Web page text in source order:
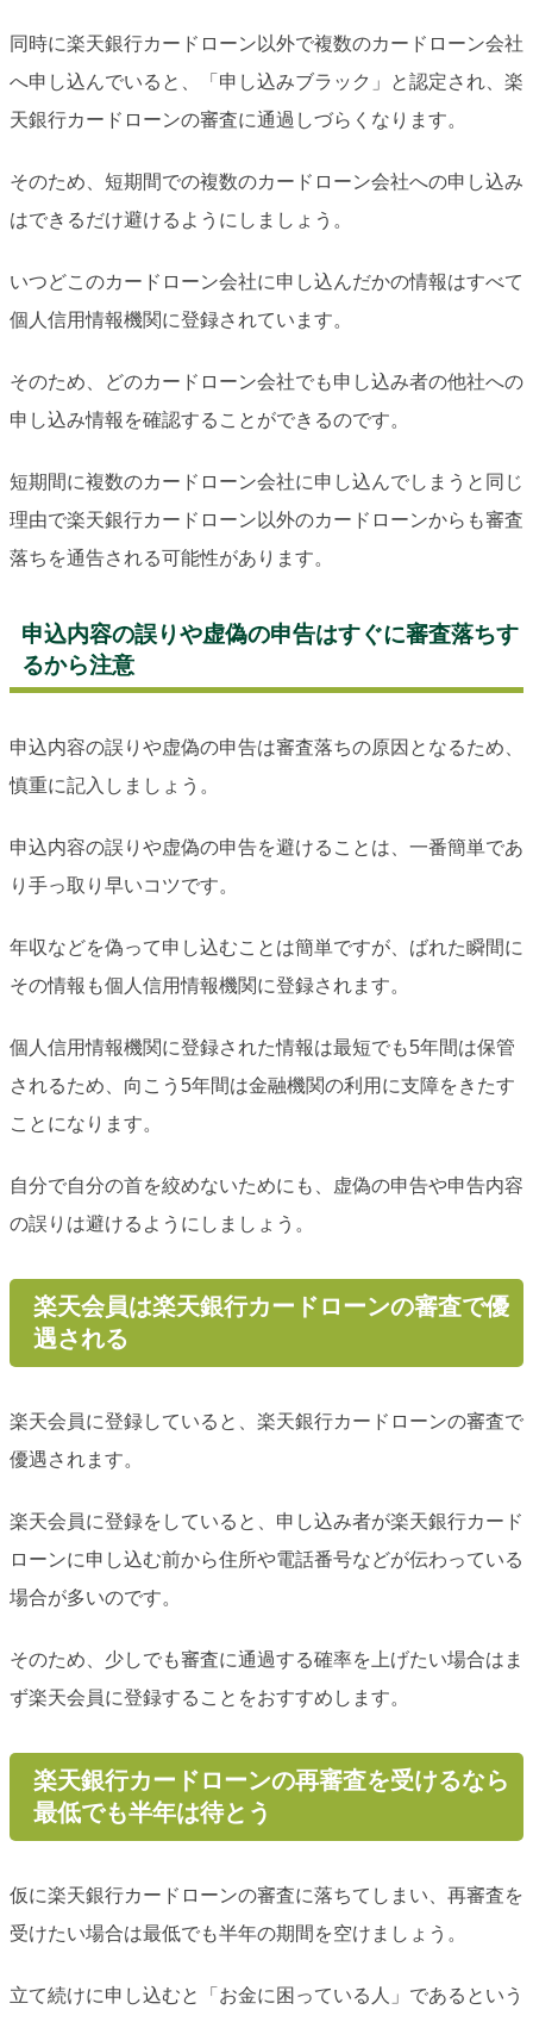
同時に楽天銀行カードローン以外で複数のカードローン会社
へ申し込んでいると、「申し込みブラック」と認定され、楽
天銀行カードローンの審査に通過しづらくなります。
そのため、短期間での複数のカードローン会社への申し込み
はできるだけ避けるようにしましょう。
いつどこのカードローン会社に申し込んだかの情報はすべて
個人信用情報機関に登録されています。
そのため、どのカードローン会社でも申し込み者の他社への
申し込み情報を確認することができるのです。
短期間に複数のカードローン会社に申し込んでしまうと同じ
理由で楽天銀行カードローン以外のカードローンからも審査
落ちを通告される可能性があります。
申込内容の誤りや虚偽の申告はすぐに審査落ちす
るから注意
申込内容の誤りや虚偽の申告は審査落ちの原因となるため、
慎重に記入しましょう。
申込内容の誤りや虚偽の申告を避けることは、一番簡単であ
り手っ取り早いコツです。
年収などを偽って申し込むことは簡単ですが、ばれた瞬間に
その情報も個人信用情報機関に登録されます。
個人信用情報機関に登録された情報は最短でも5年間は保管
されるため、向こう5年間は金融機関の利用に支障をきたす
ことになります。
自分で自分の首を絞めないためにも、虚偽の申告や申告内容
の誤りは避けるようにしましょう。
楽天会員は楽天銀行カードローンの審査で優
遇される
楽天会員に登録していると、楽天銀行カードローンの審査で
優遇されます。
楽天会員に登録をしていると、申し込み者が楽天銀行カード
ローンに申し込む前から住所や電話番号などが伝わっている
場合が多いのです。
そのため、少しでも審査に通過する確率を上げたい場合はま
ず楽天会員に登録することをおすすめします。
楽天銀行カードローンの再審査を受けるなら
最低でも半年は待とう
仮に楽天銀行カードローンの審査に落ちてしまい、再審査を
受けたい場合は最低でも半年の期間を空けましょう。
立て続けに申し込むと「お金に困っている人」であるという